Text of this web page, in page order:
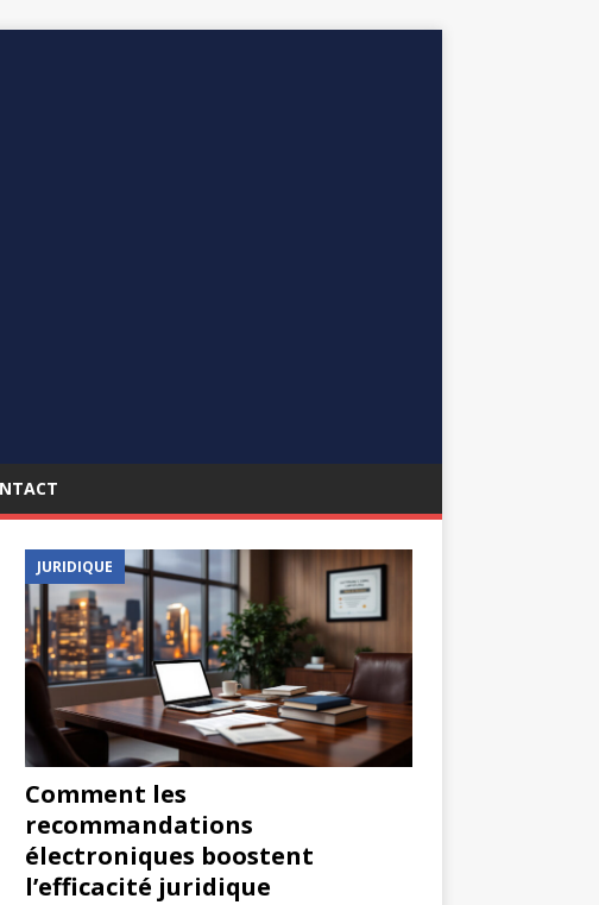
JURIDIQUE
Comment les
recommandations
électroniques boostent
l’efficacité juridique